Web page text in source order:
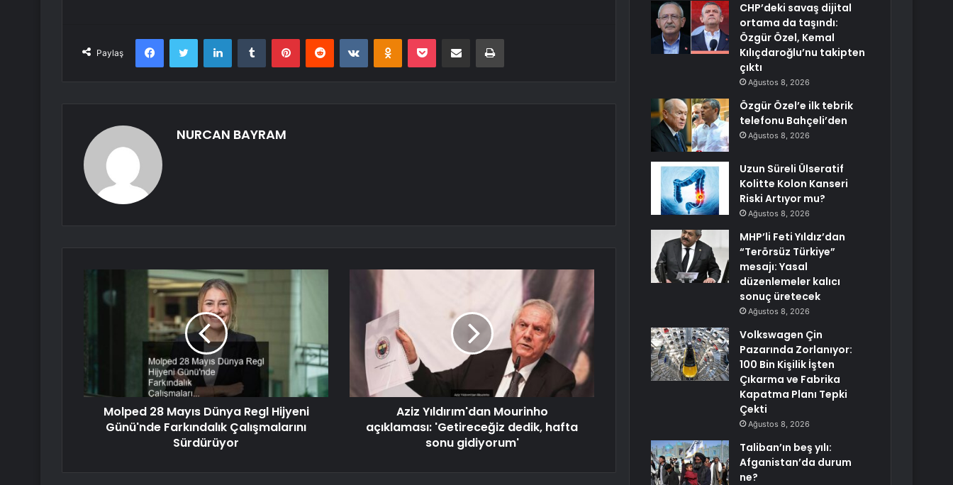
Paylaş
FacebookTwitter LinkedInTumblr PinterestReddit VKontakteOdnoklassniki
Pocket E-Posta ile paylaş Yazdır
NURCAN BAYRAM
Molped 28 Mayıs Dünya Regl Hijyeni
Günü'nde Farkındalık Çalışmalarını
Sürdürüyor
Aziz Yıldırım'dan Mourinho
açıklaması: 'Getireceğiz dedik, hafta
sonu gidiyorum'
CHP’deki savaş dijital
ortama da taşındı:
Özgür Özel, Kemal
Kılıçdaroğlu’nu takipten
çıktı
Ağustos 8, 2026
Özgür Özel’e ilk tebrik
telefonu Bahçeli’den
Ağustos 8, 2026
Uzun Süreli Ülseratif
Kolitte Kolon Kanseri
Riski Artıyor mu?
Ağustos 8, 2026
MHP’li Feti Yıldız’dan
“Terörsüz Türkiye”
mesajı: Yasal
düzenlemeler kalıcı
sonuç üretecek
Ağustos 8, 2026
Volkswagen Çin
Pazarında Zorlanıyor:
100 Bin Kişilik İşten
Çıkarma ve Fabrika
Kapatma Planı Tepki
Çekti
Ağustos 8, 2026
Taliban’ın beş yılı:
Afganistan’da durum
ne?